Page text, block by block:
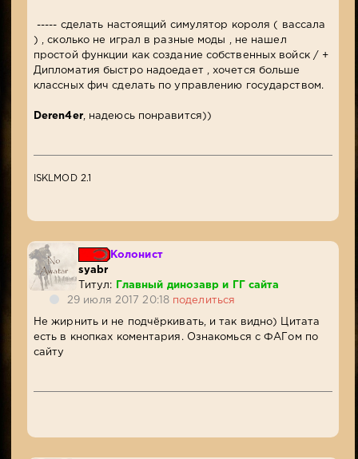
----- сделать настоящий симулятор короля ( вассала
) , сколько не играл в разные моды , не нашел
простой функции как создание собственных войск / +
Дипломатия быстро надоедает , хочется больше
классных фич сделать по управлению государством.
Deren4er, надеюсь понравится))
ISKLMOD 2.1
Колонист
syabr
Титул:
Главный динозавр и ГГ сайта
29 июля 2017 20:18 поделиться
Не жирнить и не подчёркивать, и так видно) Цитата
есть в кнопках коментария. Ознакомься с ФАГом по
сайту